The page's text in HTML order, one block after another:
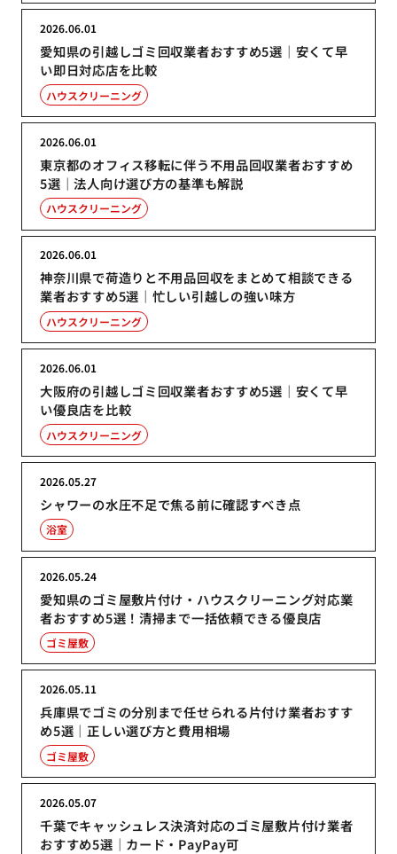
愛知県の引越しゴミ回収業者おすすめ5選｜安くて早
い即日対応店を比較
2026.06.01
ハウスクリーニング
東京都のオフィス移転に伴う不用品回収業者おすすめ
5選｜法人向け選び方の基準も解説
2026.06.01
ハウスクリーニング
神奈川県で荷造りと不用品回収をまとめて相談できる
業者おすすめ5選｜忙しい引越しの強い味方
2026.06.01
ハウスクリーニング
大阪府の引越しゴミ回収業者おすすめ5選｜安くて早
い優良店を比較
2026.06.01
ハウスクリーニング
シャワーの水圧不足で焦る前に確認すべき点
2026.05.27
浴室
愛知県のゴミ屋敷片付け・ハウスクリーニング対応業
者おすすめ5選！清掃まで一括依頼できる優良店
2026.05.24
ゴミ屋敷
兵庫県でゴミの分別まで任せられる片付け業者おすす
め5選｜正しい選び方と費用相場
2026.05.11
ゴミ屋敷
千葉でキャッシュレス決済対応のゴミ屋敷片付け業者
おすすめ5選｜カード・PayPay可
2026.05.07